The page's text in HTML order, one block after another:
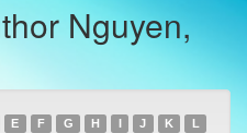
Nguyen,
E F G H I J K
L